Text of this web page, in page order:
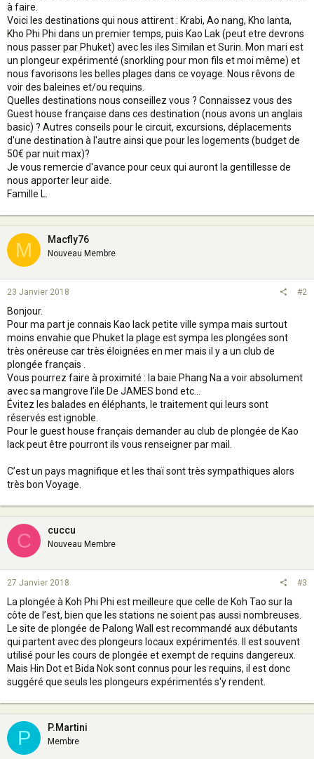
à faire.
Voici les destinations qui nous attirent : Krabi, Ao nang, Kho lanta,
Kho Phi Phi dans un premier temps, puis Kao Lak (peut etre devrons
nous passer par Phuket) avec les iles Similan et Surin. Mon mari est
un plongeur expérimenté (snorkling pour mon fils et moi même) et
nous favorisons les belles plages dans ce voyage. Nous rêvons de
voir des baleines et/ou requins.
Quelles destinations nous conseillez vous ? Connaissez vous des
Guest house française dans ces destination (nous avons un anglais
basic) ? Autres conseils pour le circuit, excursions, déplacements
d'une destination à l'autre ainsi que pour les logements (budget de
50€ par nuit max)?
Je vous remercie d'avance pour ceux qui auront la gentillesse de
nous apporter leur aide.
Famille L.
M Macfly76
Nouveau Membre
23 Janvier 2018 #2
Bonjour.
Pour ma part je connais Kao lack petite ville sympa mais surtout
moins envahie que Phuket la plage est sympa les plongées sont
très onéreuse car très éloignées en mer mais il y a un club de
plongée français .
Vous pourrez faire à proximité : la baie Phang Na a voir absolument
avec sa mangrove l’ile De JAMES bond etc...
Évitez les balades en éléphants, le traitement qui leurs sont
réservés est ignoble.
Pour le guest house français demander au club de plongée de Kao
lack peut être pourront ils vous renseigner par mail.
C’est un pays magnifique et les thaï sont très sympathiques alors
très bon Voyage.
C cuccu
Nouveau Membre
27 Janvier 2018 #3
La plongée à Koh Phi Phi est meilleure que celle de Koh Tao sur la
côte de l’est, bien que les stations ne soient pas aussi nombreuses.
Le site de plongée de Palong Wall est recommandé aux débutants
qui partent avec des plongeurs locaux expérimentés. Il est souvent
utilisé pour les cours de plongée et exempt de requins dangereux.
Mais Hin Dot et Bida Nok sont connus pour les requins, il est donc
suggéré que seuls les plongeurs expérimentés s'y rendent.
P P.Martini
Membre